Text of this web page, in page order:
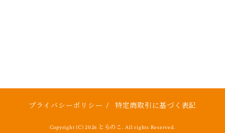
プライバシーポリシー / 特定商取引に基づく表記
Copyright (C) 2026 とらのこ. All rights Reserved.